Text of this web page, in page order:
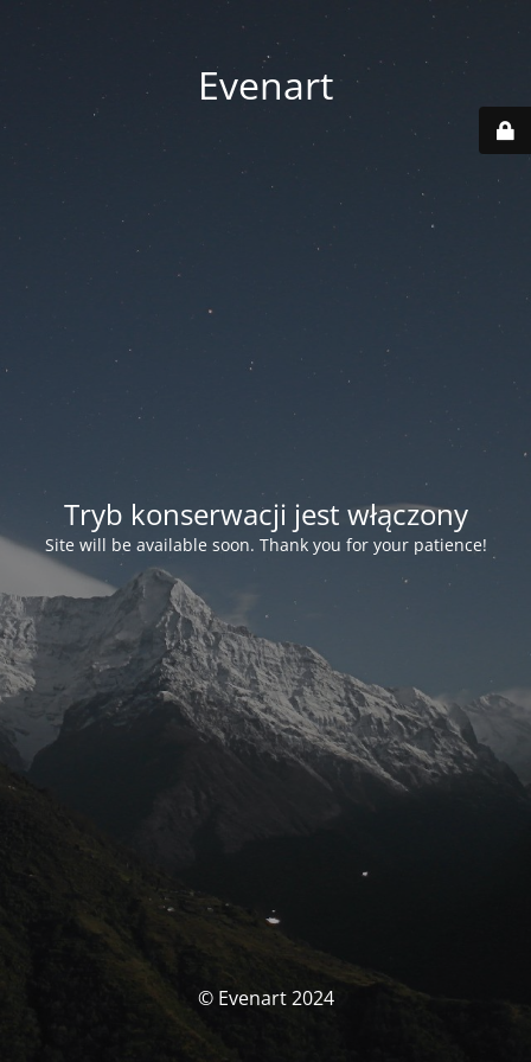
Evenart
Tryb konserwacji jest włączony
Site will be available soon. Thank you for your patience!
© Evenart 2024